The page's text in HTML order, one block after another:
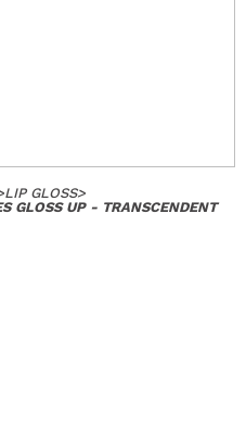
LIP GLOSS>
GLOSS UP - TRANSCENDENT